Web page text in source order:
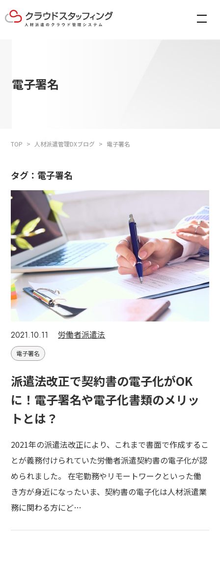
電子署名
TOP 人材派遣管理DXブログ 電子署名
タグ：電子署名
2021.10.11 労働者派遣法
電子署名
派遣法改正で契約書の電子化がOK
に！電子署名や電子化書類のメリッ
トとは？
2021年の派遣法改正により、これまで書面で作成するこ
とが義務付けられていた労働者派遣契約書の電子化が認
められました。 在宅勤務やリモートワークといった働
き方が身近になったいま、契約書の電子化は人材派遣業
務に関わる方にど…